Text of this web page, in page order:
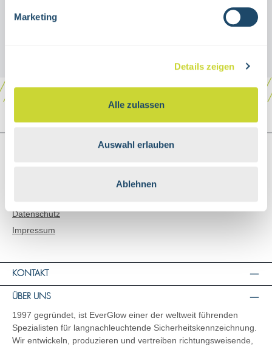
Marketing
Details zeigen
Alle zulassen
Auswahl erlauben
Ablehnen
Datenschutz
Impressum
KONTAKT
ÜBER UNS
1997 gegründet, ist EverGlow einer der weltweit führenden
Spezialisten für langnachleuchtende Sicherheitskennzeichnung.
Wir entwickeln, produzieren und vertreiben richtungsweisende,